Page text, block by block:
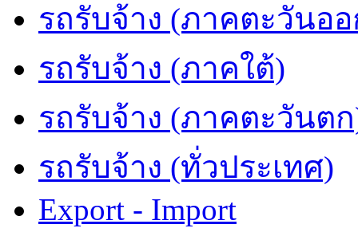
รถรับจ้าง (ภาคตะวันอ
รถรับจ้าง (ภาคใต้)
รถรับจ้าง (ภาคตะวันต
รถรับจ้าง (ทั่วประเทศ)
Export - Import